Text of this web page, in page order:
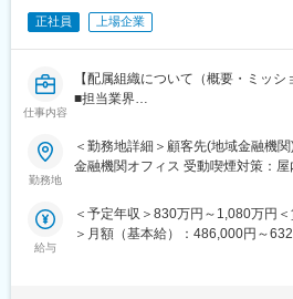
■研修体制：
・入社後まずはヒアリングから調査
先輩社員の同行、同席していただき
業務フローと教育システムが整って
す。
研修システム：https://web.boxjob.jp/
■評価制度：
・お客様の視点に立つことを大切に
共に給与も上げて行ける、やりがい
正社員 上場企業
仕事内容
【配属組織について（概要・ミッシ
■担当業界
のフロントを管掌している本部の
テムエンジニアの部隊です。地方銀
・従来のITシステム開発事業を安定
構想策定などの超上流領域でのコン
勤務地
＜勤務地詳細＞顧客先(地域金融機
金融機関オフィス 受動喫煙対策：
給与
＜予定年収＞830万円～1,080万円
＞月額（基本給）：486,000円～